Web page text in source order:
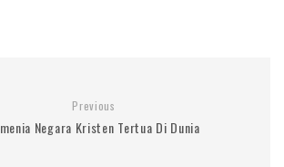
Previous
Negara Kristen Tertua Di Dunia